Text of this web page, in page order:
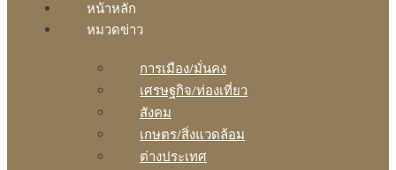
หน้าหลัก
หมวดข่าว
การเมือง/มั่นคง
เศรษฐกิจ/ท่องเที่ยว
สังคม
เกษตร/สิ่งแวดล้อม
ต่างประเทศ